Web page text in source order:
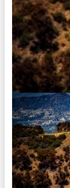
USA
Duración:
8 Días 7
Paquete